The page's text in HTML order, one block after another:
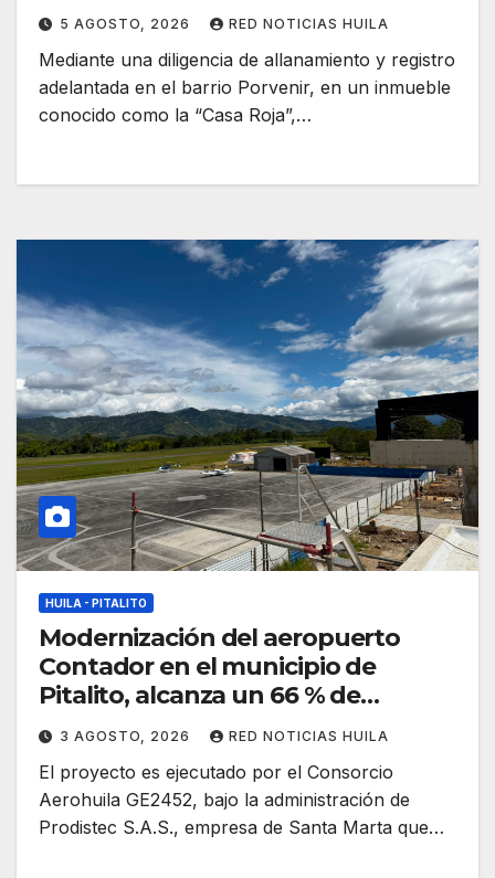
5 AGOSTO, 2026 RED NOTICIAS HUILA
Mediante una diligencia de allanamiento y registro
adelantada en el barrio Porvenir, en un inmueble
conocido como la “Casa Roja”,…
HUILA - PITALITO
Modernización del aeropuerto
Contador en el municipio de
Pitalito, alcanza un 66 % de
ejecución
3 AGOSTO, 2026 RED NOTICIAS HUILA
El proyecto es ejecutado por el Consorcio
Aerohuila GE2452, bajo la administración de
Prodistec S.A.S., empresa de Santa Marta que…